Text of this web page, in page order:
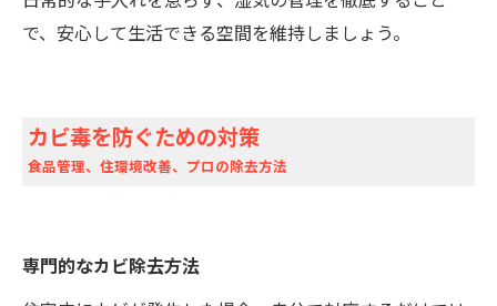
で、安心して生活できる空間を維持しましょう。
カビ毒を防ぐための対策
食品管理、住環境改善、プロの除去方法
専門的なカビ除去方法